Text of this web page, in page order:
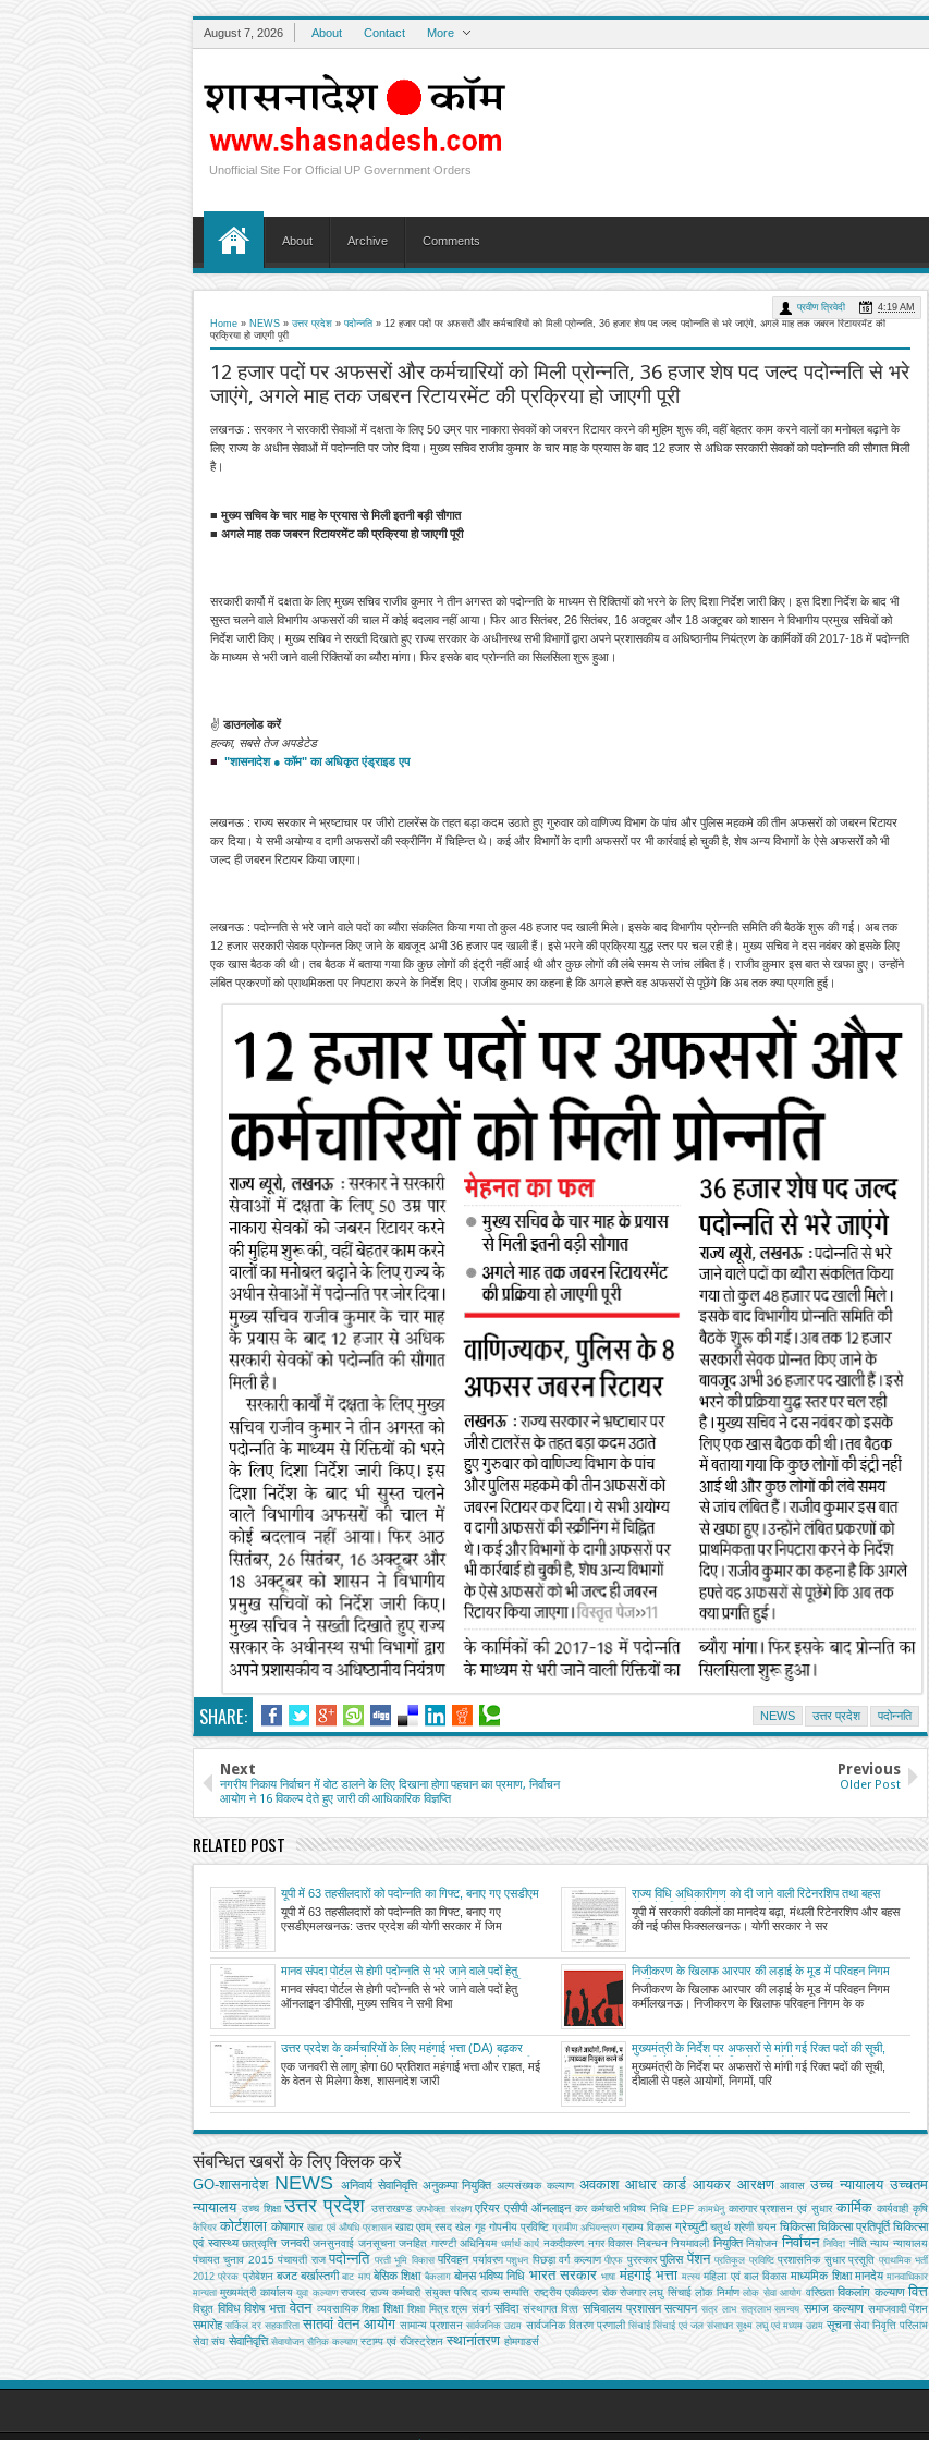
August 7, 2026 About Contact More
Unofficial Site For Official UP Government Orders
About Archive Comments
Home » NEWS » उत्तर प्रदेश » पदोन्नति » 12 हजार पदों पर अफसरों और कर्मचारियों को मिली प्रोन्नति, 36 हजार शेष पद जल्द पदोन्नति से भरे जाएंगे, अगले माह तक जबरन रिटायरमेंट की
प्रक्रिया हो जाएगी पूरी
12 हजार पदों पर अफसरों और कर्मचारियों को मिली प्रोन्नति, 36 हजार शेष पद जल्द पदोन्नति से भरे
जाएंगे, अगले माह तक जबरन रिटायरमेंट की प्रक्रिया हो जाएगी पूरी
प्रवीण त्रिवेदी 4:19 AM
NEWS उत्तर प्रदेश पदोन्नति
लखनऊ : सरकार ने सरकारी सेवाओं में दक्षता के लिए 50 उम्र पार नाकारा सेवकों को जबरन रिटायर करने की मुहिम शुरू की, वहीं बेहतर काम करने वालों का मनोबल बढ़ाने के
लिए राज्य के अधीन सेवाओं में पदोन्नति पर जोर दिया। मुख्य सचिव राजीव कुमार के चार माह के प्रयास के बाद 12 हजार से अधिक सरकारी सेवकों को पदोन्नति की सौगात मिली
है।
■ मुख्य सचिव के चार माह के प्रयास से मिली इतनी बड़ी सौगात
■ अगले माह तक जबरन रिटायरमेंट की प्रक्रिया हो जाएगी पूरी
सरकारी कार्यो में दक्षता के लिए मुख्य सचिव राजीव कुमार ने तीन अगस्त को पदोन्नति के माध्यम से रिक्तियों को भरने के लिए दिशा निर्देश जारी किए। इस दिशा निर्देश के बाद भी
सुस्त चलने वाले विभागीय अफसरों की चाल में कोई बदलाव नहीं आया। फिर आठ सितंबर, 26 सितंबर, 16 अक्टूबर और 18 अक्टूबर को शासन ने विभागीय प्रमुख सचिवों को
निर्देश जारी किए। मुख्य सचिव ने सख्ती दिखाते हुए राज्य सरकार के अधीनस्थ सभी विभागों द्वारा अपने प्रशासकीय व अधिष्ठानीय नियंत्रण के कार्मिकों की 2017-18 में पदोन्नति
के माध्यम से भरी जाने वाली रिक्तियों का ब्यौरा मांगा। फिर इसके बाद प्रोन्नति का सिलसिला शुरू हुआ।
✌ डाउनलोड करें
हल्का, सबसे तेज अपडेटेड
■ "शासनादेश ● कॉम" का अधिकृत एंड्राइड एप
लखनऊ : राज्य सरकार ने भ्रष्टाचार पर जीरो टालरेंस के तहत बड़ा कदम उठाते हुए गुरुवार को वाणिज्य विभाग के पांच और पुलिस महकमे की तीन अफसरों को जबरन रिटायर
कर दिया। ये सभी अयोग्य व दागी अफसरों की स्क्रीनिंग में चिह्न्ति थे। कई और विभागों के दागी अफसरों पर भी कार्रवाई हो चुकी है, शेष अन्य विभागों के ऐसे अफसरों को भी
जल्द ही जबरन रिटायर किया जाएगा।
लखनऊ : पदोन्नति से भरे जाने वाले पदों का ब्यौरा संकलित किया गया तो कुल 48 हजार पद खाली मिले। इसके बाद विभागीय प्रोन्नति समिति की बैठकें शुरू की गई। अब तक
12 हजार सरकारी सेवक प्रोन्नत किए जाने के बावजूद अभी 36 हजार पद खाली हैं। इसे भरने की प्रक्रिया युद्ध स्तर पर चल रही है। मुख्य सचिव ने दस नवंबर को इसके लिए
एक खास बैठक की थी। तब बैठक में बताया गया कि कुछ लोगों की इंट्री नहीं आई थी और कुछ लोगों की लंबे समय से जांच लंबित हैं। राजीव कुमार इस बात से खफा हुए। उन्होंने
लंबित प्रकरणों को प्राथमिकता पर निपटारा करने के निर्देश दिए। राजीव कुमार का कहना है कि अगले हफ्ते वह अफसरों से पूछेंगे कि अब तक क्या प्रगति हुई।
SHARE:
Next
नगरीय निकाय निर्वाचन में वोट डालने के लिए दिखाना होगा पहचान का प्रमाण, निर्वाचन
आयोग ने 16 विकल्प देते हुए जारी की आधिकारिक विज्ञप्ति
Previous
Older Post
RELATED POST
यूपी में 63 तहसीलदारों को पदोन्नति का गिफ्ट, बनाए गए एसडीएम
यूपी में 63 तहसीलदारों को पदोन्नति का गिफ्ट, बनाए गए
एसडीएमलखनऊ: उत्तर प्रदेश की योगी सरकार में जिम
राज्य विधि अधिकारीगण को दी जाने वाली रिटेनरशिप तथा बहस
फीस में वृद्धि किये जाने के सम्बन्ध में
यूपी में सरकारी वकीलों का मानदेय बढ़ा, मंथली रिटेनरशिप और बहस
की नई फीस फिक्सलखनऊ। योगी सरकार ने सर
मानव संपदा पोर्टल से होगी पदोन्नति से भरे जाने वाले पदों हेतु
ऑनलाइन डीपीसी, मुख्य सचिव ने सभी विभागों के सचिव को दिए
निर्देश
मानव संपदा पोर्टल से होगी पदोन्नति से भरे जाने वाले पदों हेतु
ऑनलाइन डीपीसी, मुख्य सचिव ने सभी विभा
निजीकरण के खिलाफ आरपार की लड़ाई के मूड में परिवहन निगम
कर्मी
निजीकरण के खिलाफ आरपार की लड़ाई के मूड में परिवहन निगम
कर्मीलखनऊ। निजीकरण के खिलाफ परिवहन निगम के क
उत्तर प्रदेश के कर्मचारियों के लिए महंगाई भत्ता (DA) बढ़कर
60% हुआ, मई माह के वेतन के साथ होगा देय, शासनादेश जारी
एक जनवरी से लागू होगा 60 प्रतिशत महंगाई भत्ता और राहत, मई
के वेतन से मिलेगा कैश, शासनादेश जारी
मुख्यमंत्री के निर्देश पर अफसरों से मांगी गई रिक्त पदों की सूची,
दीवाली से पहले आयोगों, निगमों, परिषदों में अध्यक्ष, उपाध्यक्ष नियुक्त
करने की तैयारी
मुख्यमंत्री के निर्देश पर अफसरों से मांगी गई रिक्त पदों की सूची,
दीवाली से पहले आयोगों, निगमों, परि
संबन्धित खबरों के लिए क्लिक करें
GO-शासनादेश NEWS अनिवार्य सेवानिवृत्ति अनुकम्पा नियुक्ति अल्‍पसंख्‍यक कल्‍याण अवकाश आधार कार्ड आयकर आरक्षण आवास उच्च न्यायालय उच्चतम
न्यायालय उच्‍च शिक्षा उत्तर प्रदेश उत्तराखण्ड उपभोक्‍ता संरक्षण एरियर एसीपी ऑनलाइन कर कर्मचारी भविष्य निधि EPF कामधेनु कारागार प्रशासन एवं सुधार कार्मिक कार्यवाही कृषि
कैरियर कोर्टशाला कोषागार खाद्य एवं औषधि प्रशासन खाद्य एवम् रसद खेल गृह गोपनीय प्रविष्टि ग्रामीण अभियन्‍त्रण ग्राम्य विकास ग्रेच्युटी चतुर्थ श्रेणी चयन चिकित्सा चिकित्सा प्रतिपूर्ति चिकित्‍सा
एवं स्वास्थ्य छात्रवृत्ति जनवरी जनसुनवाई जनसूचना जनहित गारण्टी अधिनियम धर्मार्थ कार्य नकदीकरण नगर विकास निबन्‍धन नियमावली नियुक्ति नियोजन निर्वाचन निविदा नीति न्याय न्यायालय
पंचायत चुनाव 2015 पंचायती राज पदोन्नति परती भूमि विकास परिवहन पर्यावरण पशुधन पिछड़ा वर्ग कल्‍याण पीएफ पुरस्कार पुलिस पेंशन प्रतिकूल प्रविष्टि प्रशासनिक सुधार प्रसूति प्राथमिक भर्ती
2012 प्रेरक प्रोबेशन बजट बर्खास्तगी बाट माप बेसिक शिक्षा बैकलाग बोनस भविष्य निधि भारत सरकार भाषा मंहगाई भत्ता मत्‍स्‍य महिला एवं बाल विकास माध्यमिक शिक्षा मानदेय मानवाधिकार
मान्यता मुख्‍यमंत्री कार्यालय युवा कल्याण राजस्व राज्य कर्मचारी संयुक्त परिषद राज्य सम्पत्ति राष्ट्रीय एकीकरण रोक रोजगार लघु सिंचाई लोक निर्माण लोक सेवा आयोग वरिष्ठता विकलांग कल्याण वित्त
विद्युत विविध विशेष भत्ता वेतन व्‍यवसायिक शिक्षा शिक्षा शिक्षा मित्र श्रम संवर्ग संविदा संस्‍थागत वित्‍त सचिवालय प्रशासन सत्यापन सत्र लाभ सत्रलाभ समन्वय समाज कल्याण समाजवादी पेंशन
समारोह सर्किल दर सहकारिता सातवां वेतन आयोग सामान्य प्रशासन सार्वजनिक उद्यम सार्वजनिक वितरण प्रणाली सिंचाई सिंचाई एवं जल संसाधन सूक्ष्म लघु एवं मध्यम उद्यम सूचना सेवा निवृत्ति परिलाभ
सेवा संघ सेवानिवृत्ति सेवायोजन सैनिक कल्‍याण स्टाम्प एवं रजिस्ट्रेशन स्थानांतरण होमगाडर्स